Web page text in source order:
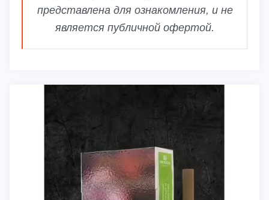
представлена для ознакомления, и не
является публичной офертой.